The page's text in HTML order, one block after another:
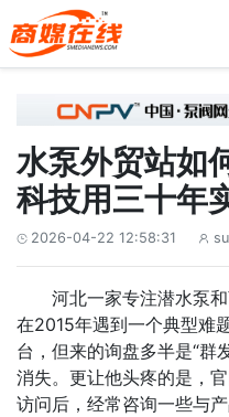
水泵外贸站如
科技用三十年
 2026-04-22 12:58:31 
河北一家专注潜水泵
在2015年遇到一个典型难
台，但来的询盘多半是“群
消失。更让他头疼的是，
访问后，经常咨询一些与